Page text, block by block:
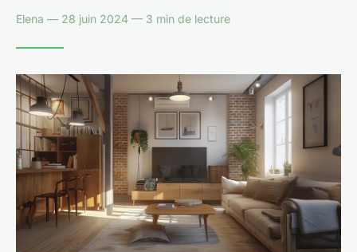
Elena — 28 juin 2024 — 3 min de lecture